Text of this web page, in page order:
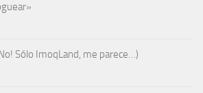
Sólo ImoqLand, me parece…)